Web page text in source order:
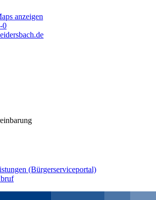
anzeigen
0
(Bürgerserviceportal)